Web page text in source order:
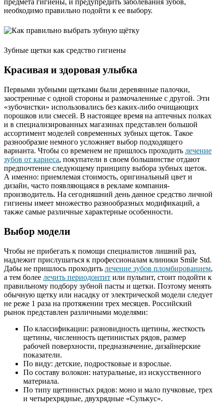
предмета гигиены, и предупредить заболевания зубов,
необходимо правильно подойти к ее выбору.
Зубные щетки как средство гигиены
Красивая и здоровая улыбка
Первыми зубными щетками были деревянные палочки,
заостренные с одной стороны и размочаленные с другой. Эти
«зубочистки» использовались без каких-либо очищающих
порошков или смесей. В настоящее время на аптечных полках
и в специализированных магазинах представлен большой
ассортимент моделей современных зубных щеток. Такое
разнообразие немного усложняет выбор подходящего
варианта. Чтобы со временем не пришлось проходить лечение
зубов от кариеса, покупатели в своем большинстве отдают
предпочтение следующему принципу выбора зубных щеток.
А именно: приемлемая стоимость, оригинальный цвет и
дизайн, часто появляющаяся в рекламе компания-
производитель. На сегодняшний день данное средство личной
гигиены имеет множество разнообразных модификаций, а
также самые различные характерные особенности.
Выбор модели
Чтобы не прибегать к помощи специалистов лишний раз,
надлежит прислушаться к профессионалам клиники Smile Std.
Дабы не пришлось проходить лечение зубов пломбированием,
а тем более лечить периодонтит или пульпит, стоит подойти к
правильному подбору зубной пасты и щетки. Поэтому менять
обычную щетку или насадку от электрической модели следует
не реже 1 раза на протяжении трех месяцев. Российский
рынок представлен различными моделями:
По классификации: разновидность щетины, жесткость
щетины, численность щетинистых рядов, размер
рабочей поверхности, предназначение, дизайнерские
показатели.
По виду: детские, подростковые и взрослые.
По составу волокон: натуральные, из искусственного
материала.
По типу щетинистых рядов: моно и мало пучковые, трех
и четырехрядные, двухрядные «Сулькус».